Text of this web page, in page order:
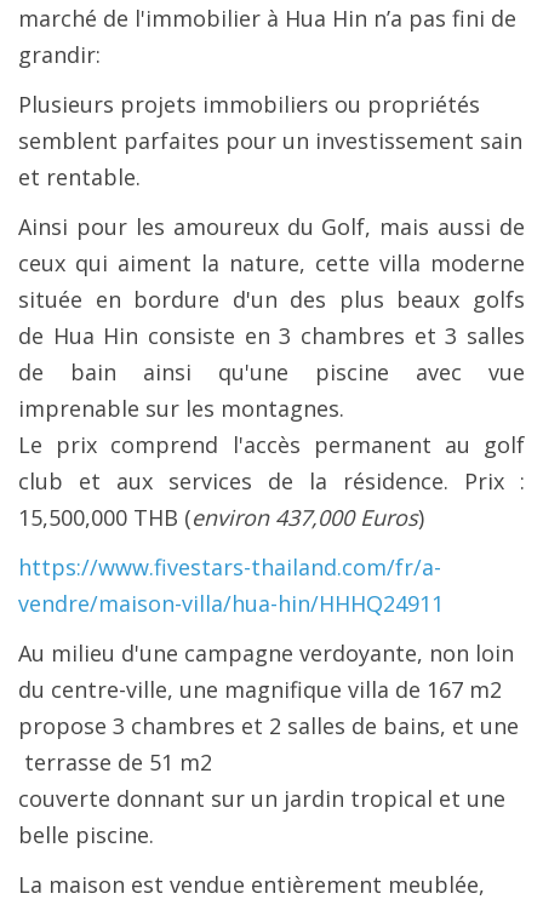
marché de l'immobilier à Hua Hin n’a pas fini de
grandir:
Plusieurs projets immobiliers ou propriétés
semblent parfaites pour un investissement sain
et rentable.
Ainsi pour les amoureux du Golf, mais aussi de
ceux qui aiment la nature, cette villa moderne
située en bordure d'un des plus beaux golfs
de Hua Hin consiste en 3 chambres et 3 salles
de bain ainsi qu'une piscine avec vue
imprenable sur les montagnes.
Le prix comprend l'accès permanent au golf
club et aux services de la résidence. Prix :
15,500,000 THB (environ 437,000 Euros)
https://www.fivestars-thailand.com/fr/a-
vendre/maison-villa/hua-hin/HHHQ24911
Au milieu d'une campagne verdoyante, non loin
du centre-ville, une magnifique villa de 167 m2
propose 3 chambres et 2 salles de bains, et une
terrasse de 51 m2
couverte donnant sur un jardin tropical et une
belle piscine.
La maison est vendue entièrement meublée,